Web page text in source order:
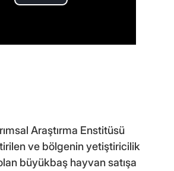
Araştırma Enstitüsü
ve bölgenin yetiştiricilik
büyükbaş hayvan satışa